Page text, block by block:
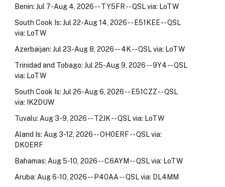
Benin: Jul 7-Aug 4, 2026 -- TY5FR -- QSL via: LoTW
South Cook Is: Jul 22-Aug 14, 2026 -- E51KEE -- QSL
via: LoTW
Azerbaijan: Jul 23-Aug 8, 2026 -- 4K -- QSL via: LoTW
Trinidad and Tobago: Jul 25-Aug 9, 2026 -- 9Y4 -- QSL
via: LoTW
South Cook Is: Jul 26-Aug 6, 2026 -- E51CZZ -- QSL
via: IK2DUW
Tuvalu: Aug 3-9, 2026 -- T2JK -- QSL via: LoTW
Aland Is: Aug 3-12, 2026 -- OH0ERF -- QSL via:
DK0ERF
Bahamas: Aug 5-10, 2026 -- C6AYM -- QSL via: LoTW
Aruba: Aug 6-10, 2026 -- P40AA -- QSL via: DL4MM